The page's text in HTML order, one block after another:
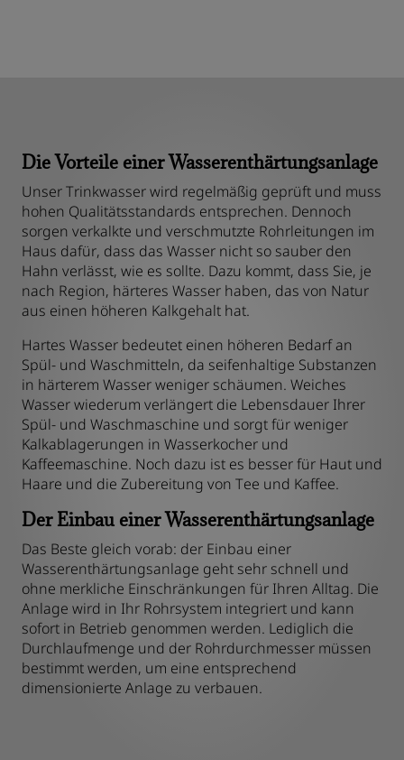
Die Vorteile einer Wasserenthärtungsanlage
Unser Trinkwasser wird regelmäßig geprüft und muss
hohen Qualitätsstandards entsprechen. Dennoch
sorgen verkalkte und verschmutzte Rohrleitungen im
Haus dafür, dass das Wasser nicht so sauber den
Hahn verlässt, wie es sollte. Dazu kommt, dass Sie, je
nach Region, härteres Wasser haben, das von Natur
aus einen höheren Kalkgehalt hat.
Hartes Wasser bedeutet einen höheren Bedarf an
Spül- und Waschmitteln, da seifenhaltige Substanzen
in härterem Wasser weniger schäumen. Weiches
Wasser wiederum verlängert die Lebensdauer Ihrer
Spül- und Waschmaschine und sorgt für weniger
Kalkablagerungen in Wasserkocher und
Kaffeemaschine. Noch dazu ist es besser für Haut und
Haare und die Zubereitung von Tee und Kaffee.
Der Einbau einer Wasserenthärtungsanlage
Das Beste gleich vorab: der Einbau einer
Wasserenthärtungsanlage geht sehr schnell und
ohne merkliche Einschränkungen für Ihren Alltag. Die
Anlage wird in Ihr Rohrsystem integriert und kann
sofort in Betrieb genommen werden. Lediglich die
Durchlaufmenge und der Rohrdurchmesser müssen
bestimmt werden, um eine entsprechend
dimensionierte Anlage zu verbauen.